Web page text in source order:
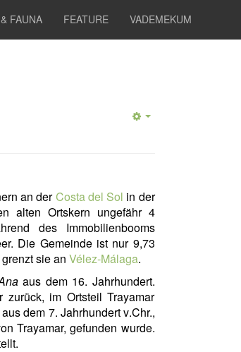
FAUNA FEATURE VADEMEKUM
an derCosta del Sol in der
alten Ortskern ungefähr 4
des Immobilienbooms
Die Gemeinde ist nur 9,73
sie an Vélez-Málaga.
aus dem 16. Jahrhundert.
im Ortsteil Trayamar
dem 7. Jahrhundert v.Chr.,
Trayamar, gefunden wurde.